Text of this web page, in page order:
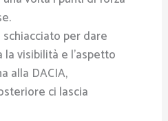
per dare
visibilità e l’aspetto
alla DACIA,
ci lascia